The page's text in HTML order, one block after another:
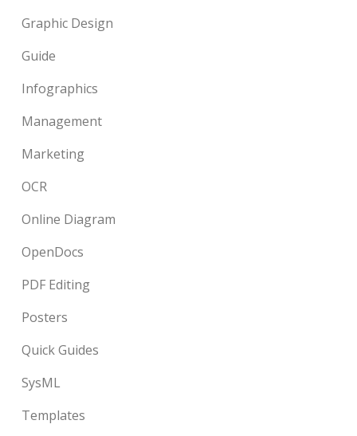
Graphic Design
Guide
Infographics
Management
Marketing
OCR
Online Diagram
OpenDocs
PDF Editing
Posters
Quick Guides
SysML
Templates